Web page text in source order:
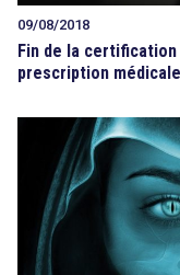
09/08/2018
Fin de la
prescription médicale